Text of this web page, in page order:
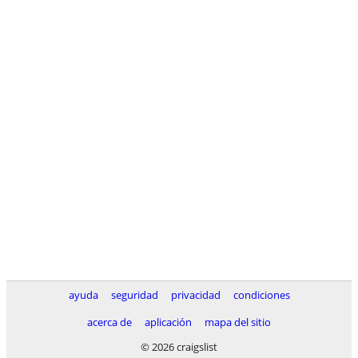
ayuda seguridad privacidad
condiciones
acerca de
aplicación
mapa del sitio
© 2026 craigslist